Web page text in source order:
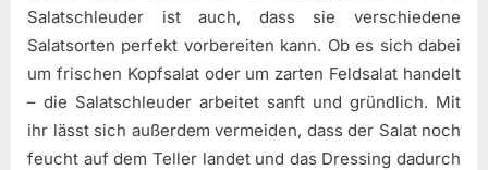
Salatschleuder ist auch, dass sie verschiedene
Salatsorten perfekt vorbereiten kann. Ob es sich dabei
um frischen Kopfsalat oder um zarten Feldsalat handelt
– die Salatschleuder arbeitet sanft und gründlich. Mit
ihr lässt sich außerdem vermeiden, dass der Salat noch
feucht auf dem Teller landet und das Dressing dadurch